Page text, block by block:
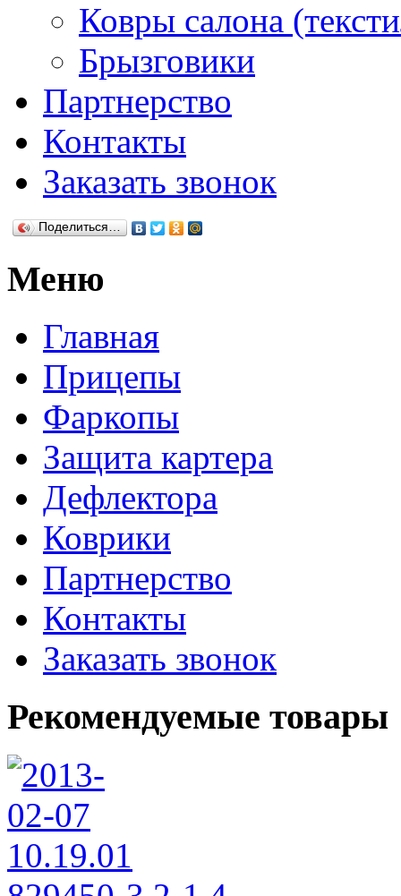
Ковры салона
Брызговики
Партнерство
Контакты
Заказать звонок
Поделиться…
Меню
Главная
Прицепы
Фаркопы
Защита картера
Дефлектора
Коврики
Партнерство
Контакты
Заказать звонок
Рекомендуемые товары